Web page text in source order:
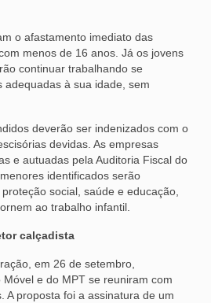
o afastamento imediato das
menos de 16 anos. Já os jovens
continuar trabalhando se
adequadas à sua idade, sem
deverão ser indenizados com o
devidas. As empresas
e autuadas pela Auditoria Fiscal do
identificados serão
social, saúde e educação,
ao trabalho infantil.
calçadista
em 26 de setembro,
e do MPT se reuniram com
A proposta foi a assinatura de um